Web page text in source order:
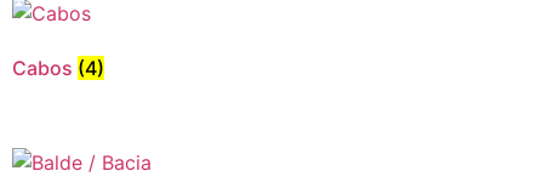
Cabos (4)